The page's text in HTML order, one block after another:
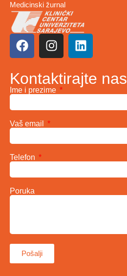
Medicinski žurnal
Kontaktirajte nas
Ime i prezime
Vaš email
Telefon
Poruka
Pošalji